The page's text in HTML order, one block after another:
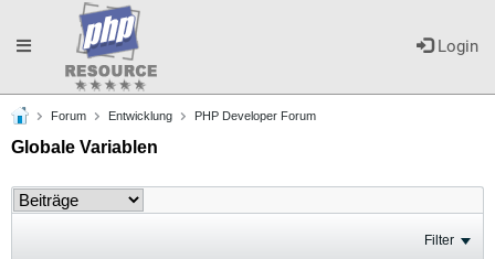
Login
Toggle
navigation
Forum Entwicklung PHP Developer Forum
Globale Variablen
Filter